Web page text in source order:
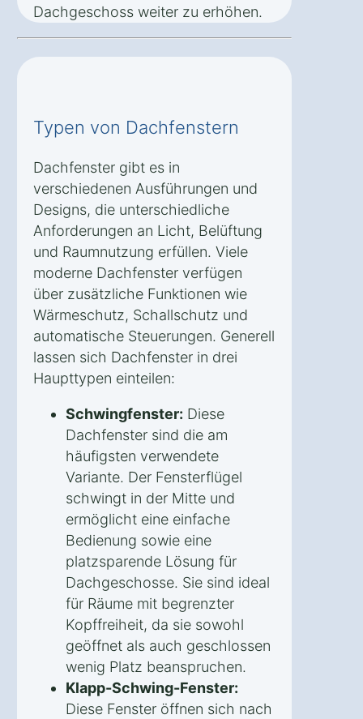
Dachgeschoss weiter zu erhöhen.
Typen von Dachfenstern
Dachfenster gibt es in
verschiedenen Ausführungen und
Designs, die unterschiedliche
Anforderungen an Licht, Belüftung
und Raumnutzung erfüllen. Viele
moderne Dachfenster verfügen
über zusätzliche Funktionen wie
Wärmeschutz, Schallschutz und
automatische Steuerungen. Generell
lassen sich Dachfenster in drei
Haupttypen einteilen:
Schwingfenster: Diese
Dachfenster sind die am
häufigsten verwendete
Variante. Der Fensterflügel
schwingt in der Mitte und
ermöglicht eine einfache
Bedienung sowie eine
platzsparende Lösung für
Dachgeschosse. Sie sind ideal
für Räume mit begrenzter
Kopffreiheit, da sie sowohl
geöffnet als auch geschlossen
wenig Platz beanspruchen.
Klapp-Schwing-Fenster:
Diese Fenster öffnen sich nach